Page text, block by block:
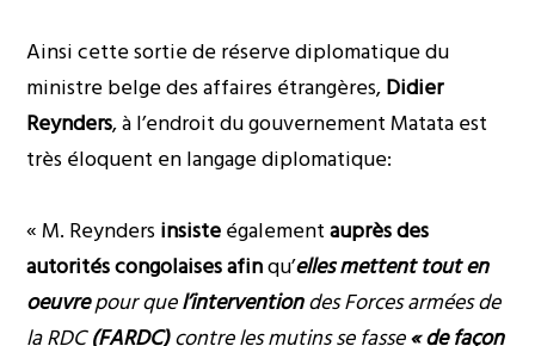
Ainsi cette sortie de réserve diplomatique du
ministre belge des affaires étrangères,Didier
Reynders, à l’endroit du gouvernement Matata est
très éloquent en langage diplomatique:
« M. Reyndersinsisteégalementauprès des
autorités congolaises afinqu’ellesmettent tout en
oeuvrepour quel’interventiondes Forces armées de
la RDC(FARDC)contre les mutins se fasse« de façon